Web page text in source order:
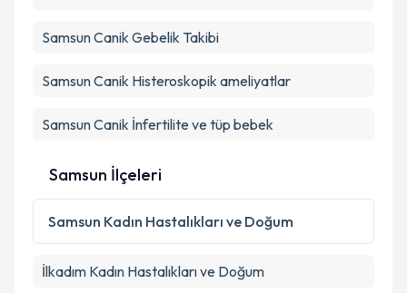
Kişisel verilerimin işlenmesine ilişkin
Takvim Talebini Gönder
Samsun Canik Gebelik Takibi
Samsun Canik Histeroskopik ameliyatlar
Samsun Canik İnfertilite ve tüp bebek
Samsun İlçeleri
Samsun Kadın Hastalıkları ve Doğum
İlkadım Kadın Hastalıkları ve Doğum